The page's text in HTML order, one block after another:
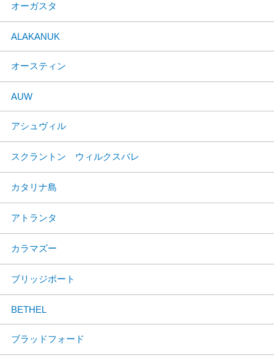
オーガスタ
ALAKANUK
オースティン
AUW
アシュヴィル
スクラントン ウィルクスバレ
カタリナ島
アトランタ
カラマズー
ブリッジポート
BETHEL
ブラッドフォード